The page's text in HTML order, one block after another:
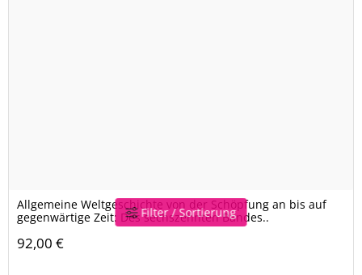
Filter / Sortierung
Allgemeine Weltgeschichte von der Schöpfung an bis auf
gegenwärtige Zeit: Des sechszehnten Bandes..
92,00 €